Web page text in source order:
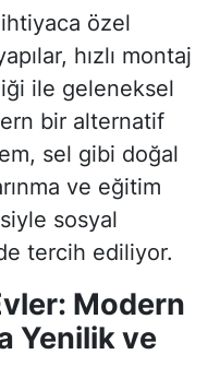
özel
hızlı montaj
ile geleneksel
bir alternatif
sel gibi doğal
ve eğitim
sosyal
tercih ediliyor.
Modern
Yenilik ve